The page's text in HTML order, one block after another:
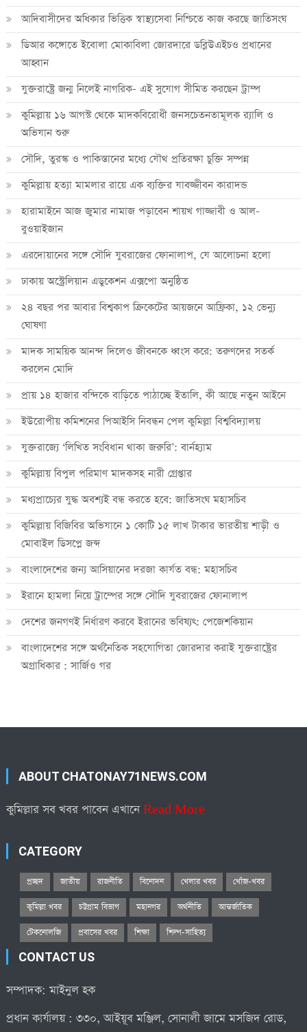
আদিবাসীদের অধিকার ভিত্তিক স্বাস্থ্যসেবা নিশ্চিতে কাজ করছে জাতিসংঘ
ডিআর কঙ্গোতে ইবোলা মোকাবিলা জোরদারে ডব্লিউএইচও প্রধানের
আহ্বান
যুক্তরাষ্ট্রে জন্ম নিলেই নাগরিক- এই সুযোগ সীমিত করছেন ট্রাম্প
কুমিল্লায় ১৬ আগস্ট থেকে মাদকবিরোধী জনসচেতনতামূলক র‍্যালি ও
অভিযান শুরু
সৌদি, তুরস্ক ও পাকিস্তানের মধ্যে যৌথ প্রতিরক্ষা চুক্তি সম্পন্ন
কুমিল্লায় হত্যা মামলার রায়ে এক ব্যক্তির যাবজ্জীবন কারাদন্ড
হারামাইনে আজ জুমার নামাজ পড়াবেন শায়খ গাজ্জাবী ও আল-
বুওয়াইজান
এরদোয়ানের সঙ্গে সৌদি যুবরাজের ফোনালাপ, যে আলোচনা হলো
ঢাকায় অস্ট্রেলিয়ান এডুকেশন এক্সপো অনুষ্ঠিত
২৪ বছর পর আবার বিশ্বকাপ ক্রিকে‌টের আয়জনে আফ্রিকা, ১২ ভেন্যু
ঘোষণা
মাদক সাময়িক আনন্দ দিলেও জীবনকে ধ্বংস করে: তরুণদের সতর্ক
করলেন মোদি
প্রায় ১৪ হাজার বন্দিকে বাড়িতে পাঠাচ্ছে ইতালি, কী আছে নতুন আইনে
ইউরোপীয় কমিশনের পিআইসি নিবন্ধন পেল কুমিল্লা বিশ্ববিদ্যালয়
যুক্তরাজ্যে ‘লিখিত সংবিধান থাকা জরুরি’: বার্নহ্যাম
কুমিল্লায় বিপুল পরিমাণ মাদকসহ নারী গ্রেপ্তার
মধ্যপ্রাচ্যের যুদ্ধ অবশ্যই বন্ধ করতে হবে: জাতিসংঘ মহাসচিব
কুমিল্লায় বিজিবির অভিযানে ১ কোটি ১৫ লাখ টাকার ভারতীয় শাড়ী ও
মোবাইল ডিসপ্লে জব্দ
বাংলাদেশের জন্য আসিয়ানের দরজা কার্যত বন্ধ: মহাসচিব
ইরানে হামলা নিয়ে ট্রাম্পের সঙ্গে সৌদি যুবরাজের ফোনালাপ
দেশের জনগণই নির্ধারণ করবে ইরানের ভবিষ্যৎ: পেজেশকিয়ান
বাংলাদেশের সঙ্গে অর্থনৈতিক সহযোগিতা জোরদার করাই যুক্তরাষ্ট্রের
অগ্রাধিকার : সার্জিও গর
ABOUT CHATONAY71NEWS.COM
কুমিল্লার সব খবর পাবেন এখানেRead More
CATEGORY
প্রচ্ছদ জাতীয় রাজনীতি বিনোদন খেলার খবর খোঁজ-খবর
কুমিল্লা খবর চট্টগ্রাম বিভাগ মহানগর অর্থনীতি আন্তর্জাতিক
টেকনোলজি প্রবাসের খবর শিক্ষা শিল্প-সাহিত্য
CONTACT US
সম্পাদক: মাইনুল হক
প্রধান কার্যালয় : ৩৩০, আইয়ূব মঞ্জিল, সোনালী জামে মসজিদ রোড,